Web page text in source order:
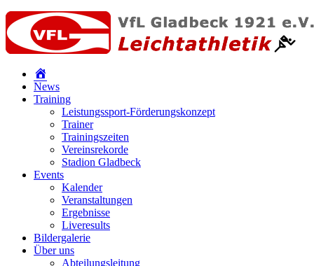
News
Training
Leistungssport-Förderungskonzept
Trainer
Trainingszeiten
Vereinsrekorde
Stadion Gladbeck
Events
Kalender
Veranstaltungen
Ergebnisse
Liveresults
Bildergalerie
Über uns
Abteilungsleitung